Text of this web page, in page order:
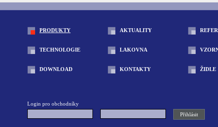
PRODUKTY AKTUALITY
TECHNOLOGIE LAKOVNA
DOWNLOAD KONTAKTY ŽIDLE
Login pro obchodníky